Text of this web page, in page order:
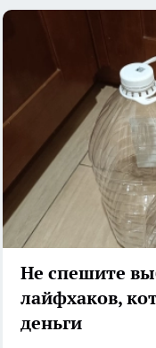
Не спешите
лайфхаков,
деньги